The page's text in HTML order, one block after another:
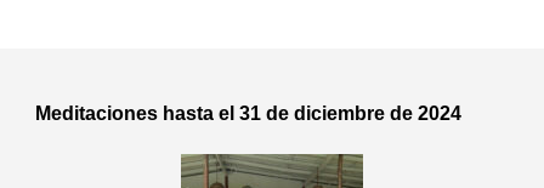
Meditaciones hasta el 31 de diciembre de 2024